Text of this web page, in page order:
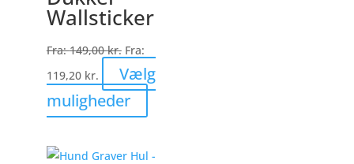
Wallsticker
Fra:149,00kr. Fra:
119,20 kr.
Vælg
muligheder
vare
flere